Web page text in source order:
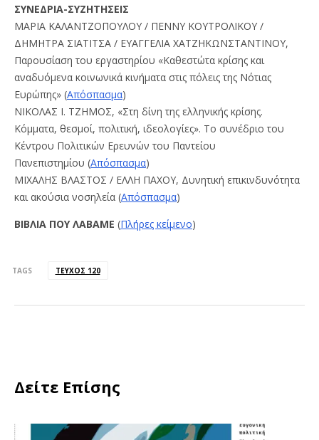
ΣΥΝΕΔΡΙΑ-ΣΥΖΗΤΗΣΕΙΣ
ΜΑΡΙΑ ΚΑΛΑΝΤΖΟΠΟΥΛΟΥ / ΠΕΝΝΥ ΚΟΥΤΡΟΛΙΚΟΥ /
ΔΗΜΗΤΡΑ ΣΙΑΤΙΤΣΑ / ΕΥΑΓΓΕΛΙΑ ΧΑΤΖΗΚΩΝΣΤΑΝΤΙΝΟΥ,
Παρουσίαση του εργαστηρίου «Καθεστώτα κρίσης και
αναδυόμενα κοινωνικά κινήματα στις πόλεις της Νότιας
Ευρώπης» (Απόσπασμα)
ΝΙΚΟΛΑΣ Ι. ΤΖΗΜΟΣ, «Στη δίνη της ελληνικής κρίσης.
Κόμματα, θεσμοί, πολιτική, ιδεολογίες». Το συνέδριο του
Κέντρου Πολιτικών Ερευνών του Παντείου
Πανεπιστημίου (Απόσπασμα)
ΜΙΧΑΛΗΣ ΒΛΑΣΤΟΣ / ΕΛΛΗ ΠΑΧΟΥ, Δυνητική επικινδυνότητα
και ακούσια νοσηλεία (Απόσπασμα)
ΒΙΒΛΙΑ ΠΟΥ ΛΑΒΑΜΕ (Πλήρες κείμενο)
TAGS ΤΕΎΧΟΣ 120
Δείτε Επίσης